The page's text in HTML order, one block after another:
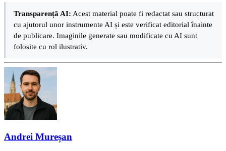
Transparență AI: Acest material poate fi redactat sau structurat
cu ajutorul unor instrumente AI și este verificat editorial înainte
de publicare. Imaginile generate sau modificate cu AI sunt
folosite cu rol ilustrativ.
Andrei Mureșan